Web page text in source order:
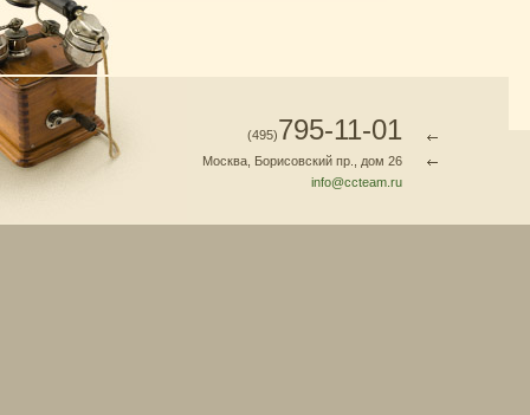
(495)795-11-01
Москва, Борисовский пр., дом 26
info@ccteam.ru